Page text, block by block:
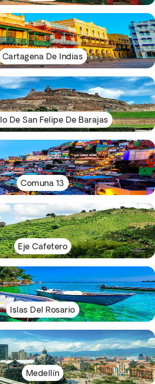
Cartagena De Indias
De San Felipe De Barajas
Comuna 13
Eje Cafetero
Islas Del Rosario
Medellín